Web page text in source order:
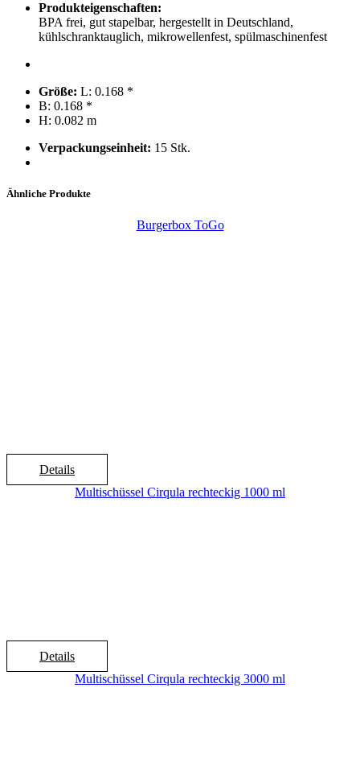
Produkteigenschaften:
BPA frei, gut stapelbar, hergestellt in Deutschland,
kühlschranktauglich, mikrowellenfest, spülmaschinenfest
Größe: L: 0.168 *
B: 0.168 *
H: 0.082 m
Verpackungseinheit: 15 Stk.
Ähnliche Produkte
Burgerbox ToGo
Details
Multischüssel Cirqula rechteckig 1000 ml
Details
Multischüssel Cirqula rechteckig 3000 ml